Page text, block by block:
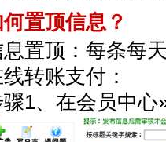
置顶信息？
置顶：每条每
转账支付：
骤1、在会员中心